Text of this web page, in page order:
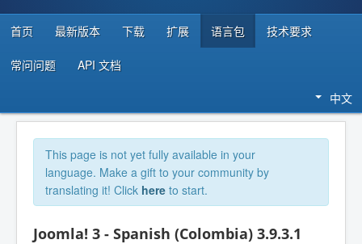
开发者资源
首页 最新版本 下载 扩展 语言包 技术要求
常问问题 API 文档
中文
This page is not yet fully available in your
language. Make a gift to your community by
translating it! Click here to start.
Joomla! 3 - Spanish (Colombia) 3.9.3.1